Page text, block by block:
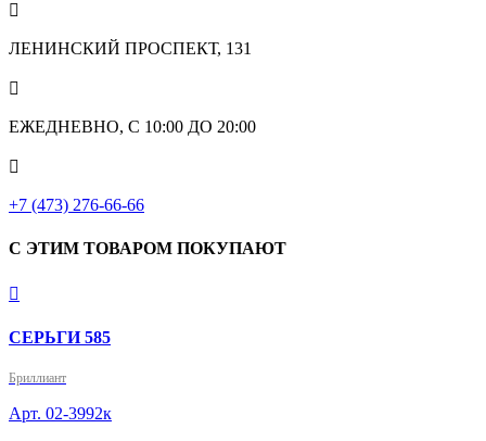

ЛЕНИНСКИЙ ПРОСПЕКТ, 131

ЕЖЕДНЕВНО, С 10:00 ДО 20:00

+7 (473) 276-66-66
С ЭТИМ ТОВАРОМ ПОКУПАЮТ

СЕРЬГИ 585
Бриллиант
Арт. 02-3992к